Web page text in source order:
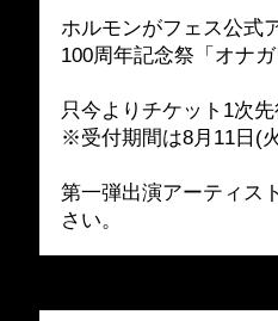
ホルモンがフェス公式
100周年記念祭「オナ
只今よりチケット1次
※受付期間は8月11日(
第一弾出演アーティス
さい。